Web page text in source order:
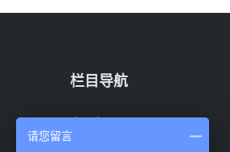
栏目导航
产品中心
请您留言